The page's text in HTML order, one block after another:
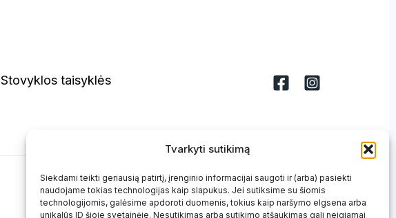
Tvarkyti sutikimą
Siekdami teikti geriausią patirtį, įrenginio informacijai saugoti ir (arba) pasiekti
naudojame tokias technologijas kaip slapukus. Jei sutiksime su šiomis
technologijomis, galėsime apdoroti duomenis, tokius kaip naršymo elgsena arba
unikalūs ID šioje svetainėje. Nesutikimas arba sutikimo atšaukimas gali neigiamai
Stovyklos taisyklės